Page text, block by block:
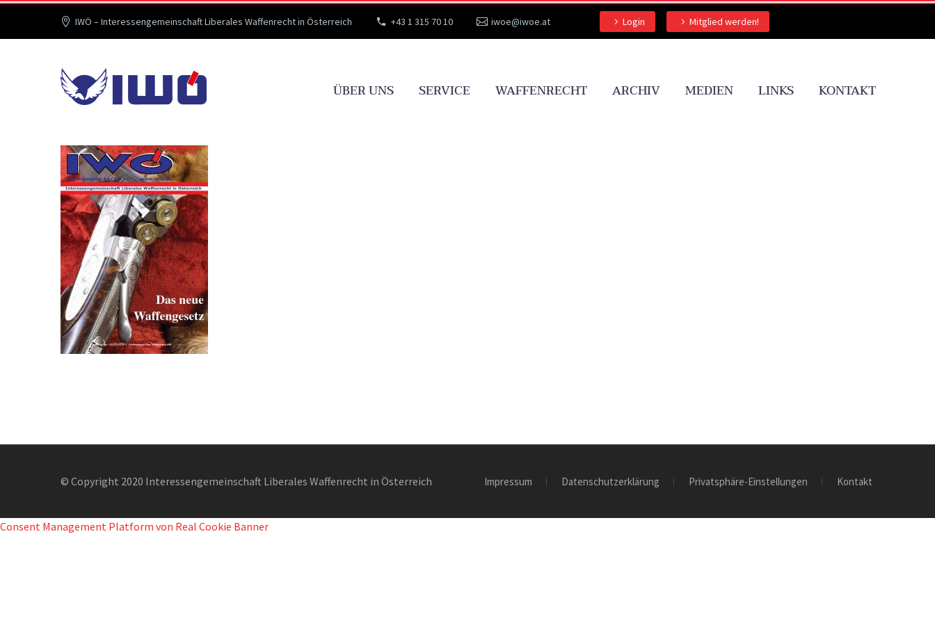
IWÖ – Interessengemeinschaft Liberales Waffenrecht in Österreich +43 1 315 70 10 iwoe@iwoe.at Login Mitglied werden!
ÜBER UNS SERVICE WAFFENRECHT ARCHIV MEDIEN LINKS KONTAKT
© Copyright 2020 Interessengemeinschaft Liberales Waffenrecht in Österreich Impressum Datenschutzerklärung Privatsphäre-Einstellungen Kontakt
Consent Management Platform von Real Cookie Banner